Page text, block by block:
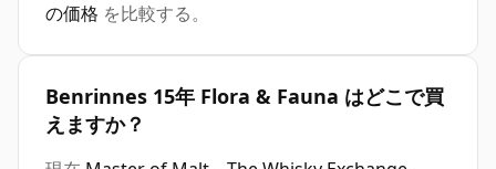
の価格 を比較する。
Benrinnes 15年 Flora & Fauna はどこで買
えますか？